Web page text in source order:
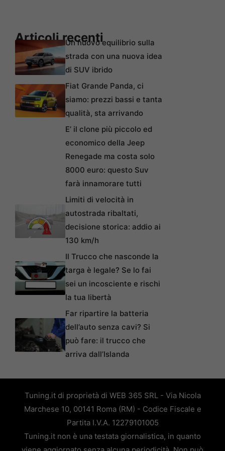
Articoli recentiUn nuovo equilibrio sulla
strada con una nuova idea
di SUV ibrido
Fiat Grande Panda, ci
siamo: prezzi bassi e tanta
qualità, sta arrivando
E’ il clone più piccolo ed
economico della Jeep
Renegade ma costa solo
8000 euro: questo Suv
farà innamorare tutti
Limiti di velocità in
autostrada ribaltati,
decisione storica: addio ai
130 km/h
Il Trucco che nasconde la
targa è legale? Se lo fai
sei un incosciente e rischi
la tua libertà
Far ripartire la batteria
dell’auto senza cavi? Si
può fare: il trucco che
arriva dall’Islanda
Tuning.it di proprietà di WEB 365 SRL - Via Nicola
Marchese 10, 00141 Roma (RM) - Codice Fiscale e
Partita I.V.A. 12279101005
Tuning.it non è una testata giornalistica, in quanto